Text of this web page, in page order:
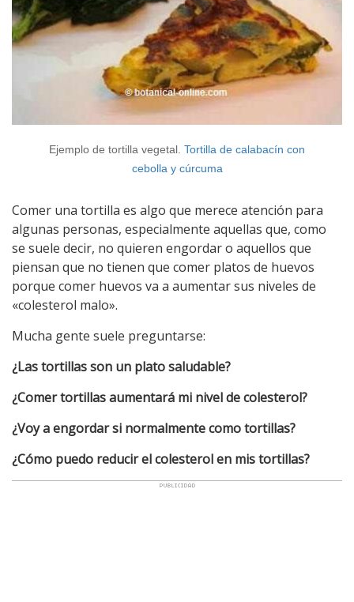
Ejemplo de tortilla vegetal. Tortilla de calabacín con
cebolla y cúrcuma
Comer una tortilla es algo que merece atención para
algunas personas, especialmente aquellas que, como
se suele decir, no quieren engordar o aquellos que
piensan que no tienen que comer platos de huevos
porque comer huevos va a aumentar sus niveles de
«colesterol malo».
Mucha gente suele preguntarse:
¿Las tortillas son un plato saludable?
¿Comer tortillas aumentará mi nivel de colesterol?
¿Voy a engordar si normalmente como tortillas?
¿Cómo puedo reducir el colesterol en mis tortillas?